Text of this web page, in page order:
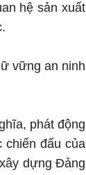
hệ sản xuất
vững an ninh
phát động
chiến đấu của
dựng Đảng